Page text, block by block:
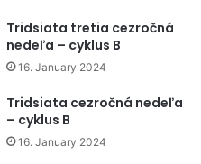
Tridsiata tretia cezročná
nedeľa – cyklus B
16. January 2024
Tridsiata cezročná nedeľa
– cyklus B
16. January 2024